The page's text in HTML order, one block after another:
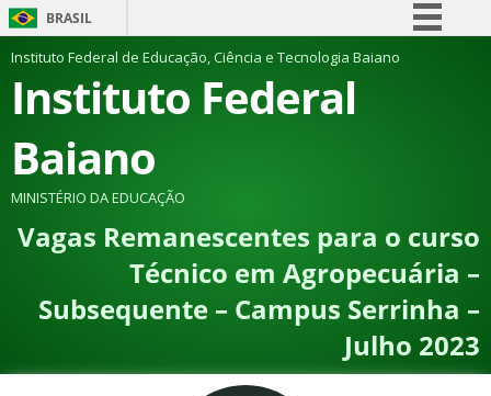
BRASIL
Simplifique!
Comunica BR
Canais
Instituto Federal de Educação, Ciência e Tecnologia Baiano
Instituto Federal
Baiano
MINISTÉRIO DA EDUCAÇÃO
Vagas Remanescentes para o curso
Técnico em Agropecuária –
Subsequente – Campus Serrinha –
Julho 2023